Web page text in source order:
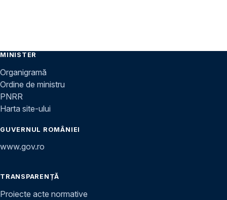
MINISTER
Organigramă
Ordine de ministru
PNRR
Harta site-ului
GUVERNUL ROMÂNIEI
www.gov.ro
TRANSPARENȚĂ
Proiecte acte normative